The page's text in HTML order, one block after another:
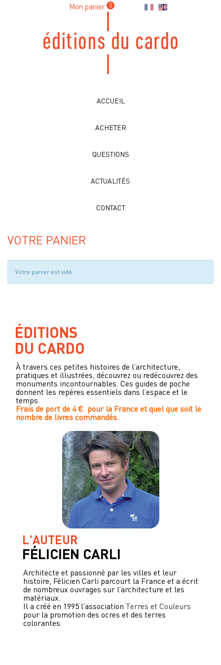
0
Mon panier
ACCUEIL
ACHETER
QUESTIONS
ACTUALITÉS
CONTACT
VOTRE PANIER
Votre panier est vide
ÉDITIONS
DU CARDO
À travers ces petites histoires de l’architecture,
pratiques et illustrées, découvrez ou redécouvrez des
monuments incontournables. Ces guides de poche
donnent les repères essentiels dans l’espace et le
temps.
Frais de port de 4 € pour la France et quel que soit le
nombre de livres commandés.
L'AUTEUR
FÉLICIEN CARLI
Architecte et passionné par les villes et leur
histoire, Félicien Carli parcourt la France et a écrit
de nombreux ouvrages sur l’architecture et les
matériaux.
Il a créé en 1995 l’association Terres et Couleurs
pour la promotion des ocres et des terres
colorantes.